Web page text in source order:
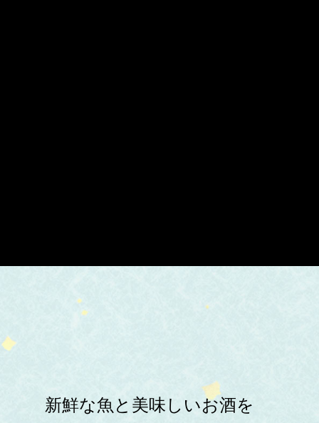
新鮮な魚と美味しいお酒を